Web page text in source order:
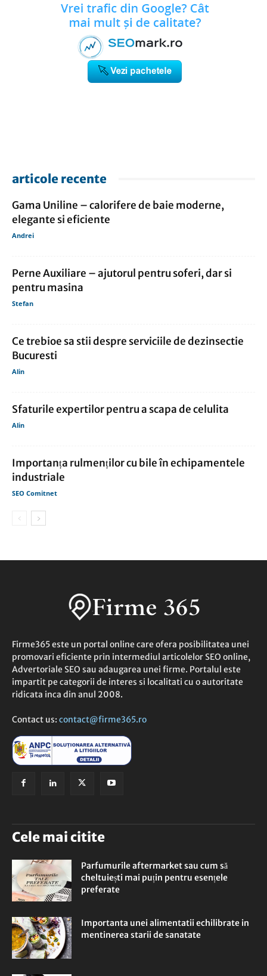
articole recente
Gama Uniline – calorifere de baie moderne,
elegante si eficiente
Andrei
Perne Auxiliare – ajutorul pentru soferi, dar si
pentru masina
Stefan
Ce trebioe sa stii despre serviciile de dezinsectie
Bucuresti
Alin
Sfaturile expertilor pentru a scapa de celulita
Alin
Importanța rulmenților cu bile în echipamentele
industriale
SEO Comitnet
Firme365 este un portal online care ofera posibilitatea unei
promovari eficiente prin intermediul articolelor SEO online,
Advertoriale SEO sau adaugarea unei firme. Portalul este
impartit pe categorii de interes si localitati cu o autoritate
ridicata inca din anul 2008.
Contact us: contact@firme365.ro
Cele mai citite
Parfumurile aftermarket sau cum să
cheltuiești mai puțin pentru esențele
preferate
Importanta unei alimentatii echilibrate in
mentinerea starii de sanatate